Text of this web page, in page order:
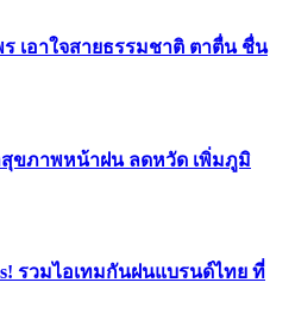
เอาใจสายธรรมชาติ ตาตื่น ชื่น
ขภาพหน้าฝน ลดหวัด เพิ่มภูมิ
รวมไอเทมกันฝนแบรนด์ไทย ที่